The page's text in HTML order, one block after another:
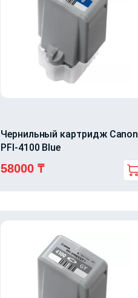
Чернильный картридж Canon
PFI-4100 Blue
58000 ₸